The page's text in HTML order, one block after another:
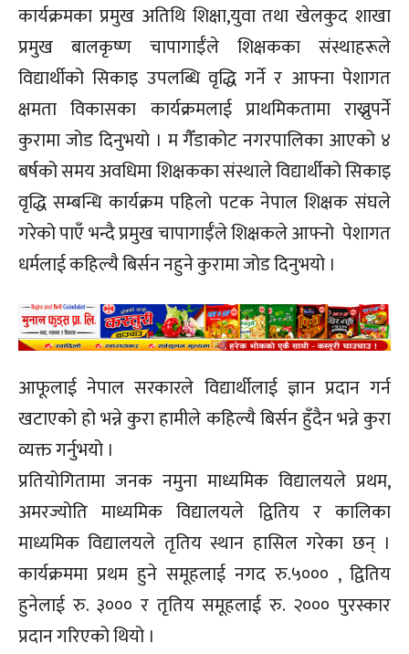
कार्यक्रमका प्रमुख अतिथि शिक्षा,युवा तथा खेलकुद शाखा
प्रमुख बालकृष्ण चापागाईँले शिक्षकका संस्थाहरूले
विद्यार्थीको सिकाइ उपलब्धि वृद्धि गर्ने र आफ्ना पेशागत
क्षमता विकासका कार्यक्रमलाई प्राथमिकतामा राख्नुपर्ने
कुरामा जोड दिनुभयो । म गैँडाकोट नगरपालिका आएको ४
बर्षको समय अवधिमा शिक्षकका संस्थाले विद्यार्थीको सिकाइ
वृद्धि सम्बन्धि कार्यक्रम पहिलो पटक नेपाल शिक्षक संघले
गरेको पाएँ भन्दै प्रमुख चापागाईँले शिक्षकले आफ्नो पेशागत
धर्मलाई कहिल्यै बिर्सन नहुने कुरामा जोड दिनुभयो ।
आफूलाई नेपाल सरकारले विद्यार्थीलाई ज्ञान प्रदान गर्न
खटाएको हो भन्ने कुरा हामीले कहिल्यै बिर्सन हुँदैन भन्ने कुरा
व्यक्त गर्नुभयो ।
प्रतियोगितामा जनक नमुना माध्यमिक विद्यालयले प्रथम,
अमरज्योति माध्यमिक विद्यालयले द्वितिय र कालिका
माध्यमिक विद्यालयले तृतिय स्थान हासिल गरेका छन् ।
कार्यक्रममा प्रथम हुने समूहलाई नगद रु.५००० , द्वितिय
हुनेलाई रु. ३००० र तृतिय समूहलाई रु. २००० पुरस्कार
प्रदान गरिएको थियो ।